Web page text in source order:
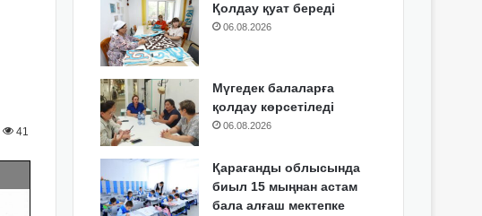
41
Қолдау қуат береді
06.08.2026
Мүгедек балаларға
қолдау көрсетіледі
06.08.2026
Қарағанды облысында
биыл 15 мыңнан астам
бала алғаш мектепке